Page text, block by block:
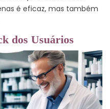
é eficaz, mas também
dos Usuários